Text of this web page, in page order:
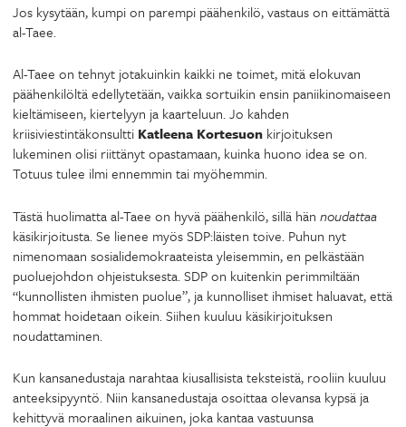
Jos kysytään, kumpi on parempi päähenkilö, vastaus on eittämättä
al-Taee.
Al-Taee on tehnyt jotakuinkin kaikki ne toimet, mitä elokuvan
päähenkilöltä edellytetään, vaikka sortuikin ensin paniikinomaiseen
kieltämiseen, kiertelyyn ja kaarteluun. Jo kahden
kriisiviestintäkonsultti Katleena Kortesuon kirjoituksen
lukeminen olisi riittänyt opastamaan, kuinka huono idea se on.
Totuus tulee ilmi ennemmin tai myöhemmin.
Tästä huolimatta al-Taee on hyvä päähenkilö, sillä hän noudattaa
käsikirjoitusta. Se lienee myös SDP:läisten toive. Puhun nyt
nimenomaan sosialidemokraateista yleisemmin, en pelkästään
puoluejohdon ohjeistuksesta. SDP on kuitenkin perimmiltään
“kunnollisten ihmisten puolue”, ja kunnolliset ihmiset haluavat, että
hommat hoidetaan oikein. Siihen kuuluu käsikirjoituksen
noudattaminen.
Kun kansanedustaja narahtaa kiusallisista teksteistä, rooliin kuuluu
anteeksipyyntö. Niin kansanedustaja osoittaa olevansa kypsä ja
kehittyvä moraalinen aikuinen, joka kantaa vastuunsa